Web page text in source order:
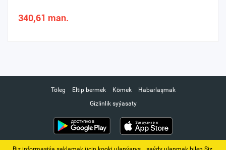
340,61 man.
Töleg Eltip bermek Kömek
Habarlaşmak
Gizlinlik syýasaty